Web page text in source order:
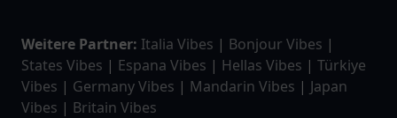
Weitere Partner: Italia Vibes | Bonjour Vibes |
States Vibes | Espana Vibes | Hellas Vibes | Türkiye
Vibes | Germany Vibes | Mandarin Vibes | Japan
Vibes | Britain Vibes